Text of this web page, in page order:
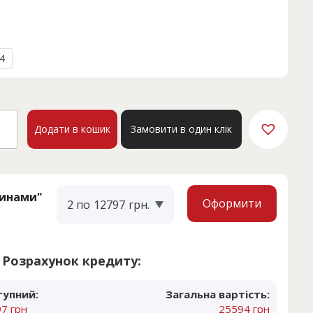
Додати в кошик Замовити в один клік
2 по 12797 грн. Оформити
Розрахунок кредиту:
грн
Загальна вартість:
25594 грн